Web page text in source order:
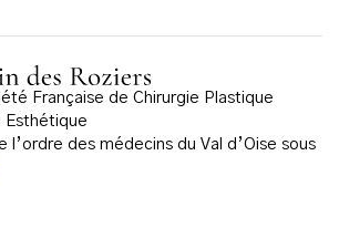
Française de Chirurgie Plastique
Esthétique
l’ordre des médecins du Val d’Oise sous